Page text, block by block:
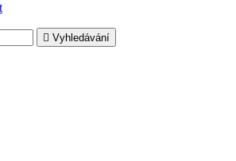
 Vyhledávání